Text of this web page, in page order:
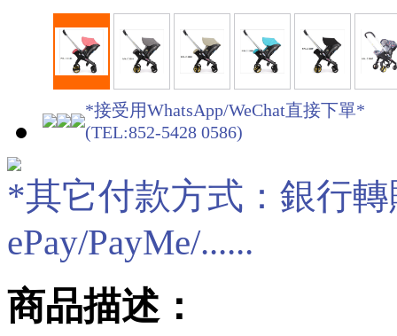
*接受用WhatsApp/WeChat直接下單*
(TEL:852-5428 0586)
*其它付款方式：銀行轉
ePay/PayMe/......
商品描述：